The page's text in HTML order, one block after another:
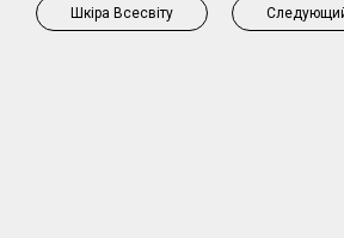
Шкіра Всесвіту